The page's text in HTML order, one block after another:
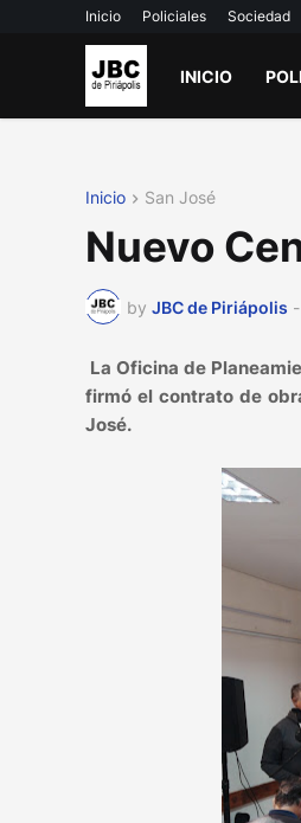
Inicio Policiales Sociedad
INICIO
Inicio San José
Nuevo
by JBC de Piriápolis -
La Oficina de
firmó el contrato de
José.